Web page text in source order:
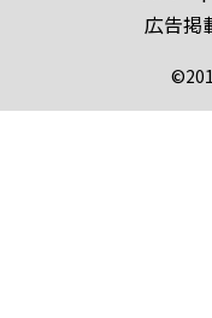
広告掲